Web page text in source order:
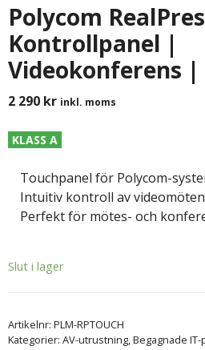
Polycom
Kontrollpanel |
Videokonferens
2 290 kr inkl. moms
KLASS A
Touchpanel för Polycom-
Intuitiv kontroll av videomöten
Perfekt för mötes- och
Slut i lager
Artikelnr: PLM-RPTOUCH
Kategorier: AV-utrustning,Begagnade